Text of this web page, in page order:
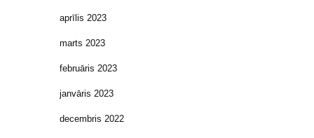
aprīlis 2023
marts 2023
februāris 2023
janvāris 2023
decembris 2022